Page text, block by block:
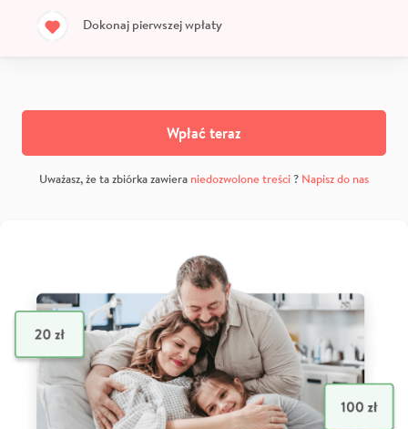
Dokonaj pierwszej wpłaty
Wpłać teraz
Uważasz, że ta zbiórka zawiera niedozwolone treści? Napisz do nas